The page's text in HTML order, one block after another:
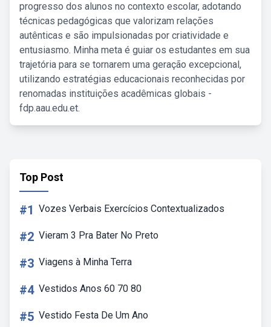
progresso dos alunos no contexto escolar, adotando
técnicas pedagógicas que valorizam relações
autênticas e são impulsionadas por criatividade e
entusiasmo. Minha meta é guiar os estudantes em sua
trajetória para se tornarem uma geração excepcional,
utilizando estratégias educacionais reconhecidas por
renomadas instituições acadêmicas globais -
fdp.aau.edu.et.
Top Post
#1 Vozes Verbais Exercícios Contextualizados
#2 Vieram 3 Pra Bater No Preto
#3 Viagens à Minha Terra
#4 Vestidos Anos 60 70 80
#5 Vestido Festa De Um Ano